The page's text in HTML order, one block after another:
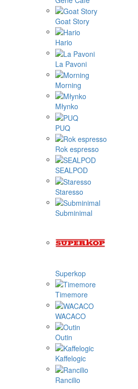
Goat Story
Hario
La Pavoni
Morning
Młynko
PUQ
Rok espresso
SEALPOD
Staresso
Subminimal
Superkop
Timemore
WACACO
Outin
Kaffelogic
Rancilio